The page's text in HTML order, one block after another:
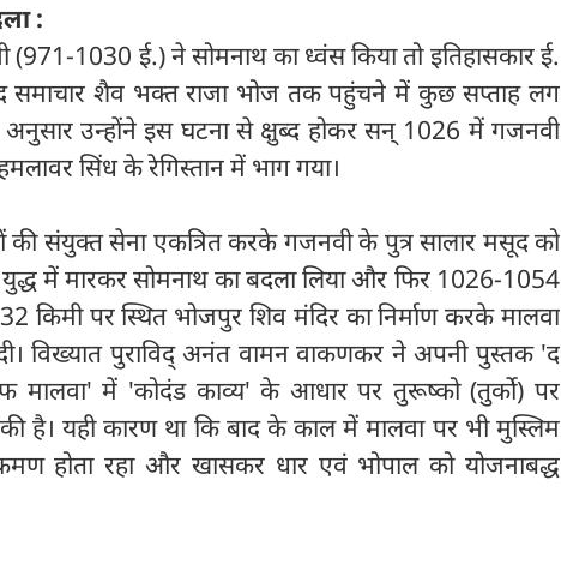
:
1030 ई.) ने सोमनाथ का ध्वंस किया तो इतिहासकार ई.
शैव भक्त राजा भोज तक पहुंचने में कुछ सप्ताह लग
उन्होंने इस घटना से क्षुब्द होकर सन् 1026 में गजनवी
सिंध के रेगिस्तान में भाग गया।
की संयुक्त सेना एकत्रित करके गजनवी के पुत्र सालार मसूद को
में मारकर सोमनाथ का बदला लिया और फिर 1026-1054
किमी पर स्थित भोजपुर शिव मंदिर का निर्माण करके मालवा
विख्यात पुराविद् अनंत वामन वाकणकर ने अपनी पुस्तक 'द
मालवा' में 'कोदंड काव्य' के आधार पर तुरूष्को (तुर्को) पर
है। यही कारण था कि बाद के काल में मालवा पर भी मुस्लिम
होता रहा और खासकर धार एवं भोपाल को योजनाबद्ध